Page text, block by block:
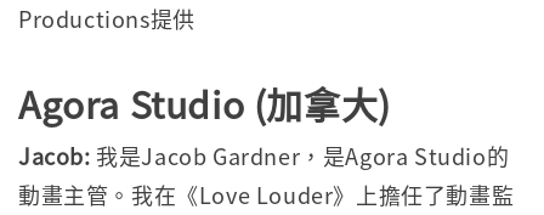
Productions提供
Agora Studio (加拿大)
Jacob: 我是Jacob Gardner，是Agora Studio的
動畫主管。我在《Love Louder》上擔任了動畫監